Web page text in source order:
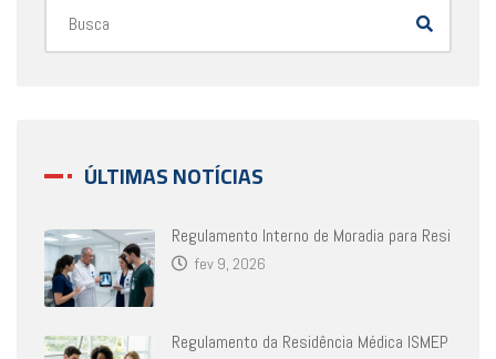
ÚLTIMAS NOTÍCIAS
Regulamento Interno de Moradia para Resi
fev 9, 2026
Regulamento da Residência Médica ISMEP